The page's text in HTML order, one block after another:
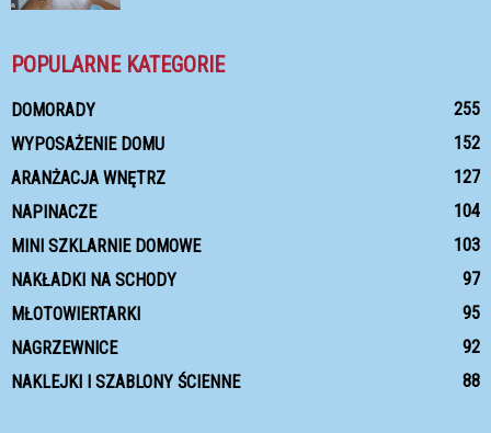
POPULARNE KATEGORIE
DOMORADY
255
WYPOSAŻENIE DOMU
152
ARANŻACJA WNĘTRZ
127
NAPINACZE
104
MINI SZKLARNIE DOMOWE
103
NAKŁADKI NA SCHODY
97
MŁOTOWIERTARKI
95
NAGRZEWNICE
92
NAKLEJKI I SZABLONY ŚCIENNE
88